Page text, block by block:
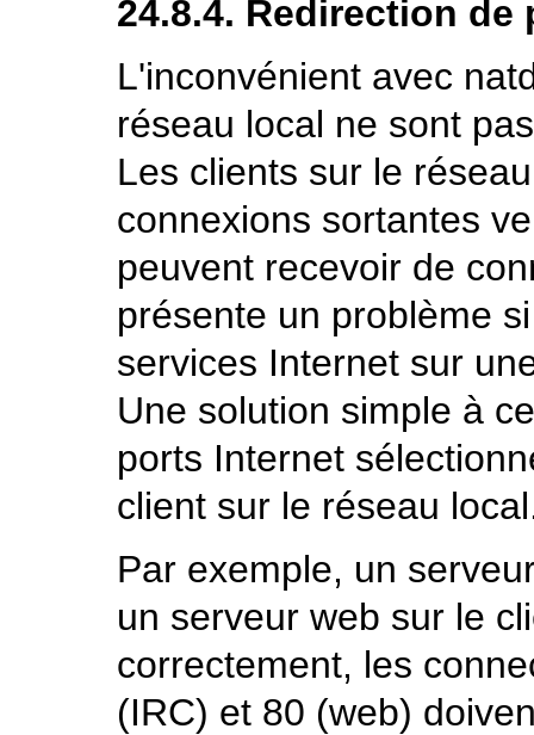
24.8.4. Redirection de
L'inconvénient avec
réseau local ne sont
Les clients sur le
connexions sortantes
peuvent recevoir de
présente un problème
services Internet sur
Une solution simple à
ports Internet
client sur le réseau
Par exemple, un
un serveur web sur le
correctement, les
(IRC) et 80 (web)